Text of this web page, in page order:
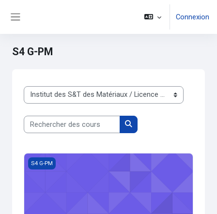
Connexion
S4 G-PM
Catégories de cours
Rechercher des cours
Rechercher des cours
Génie des polymères 3
S4 G-PM